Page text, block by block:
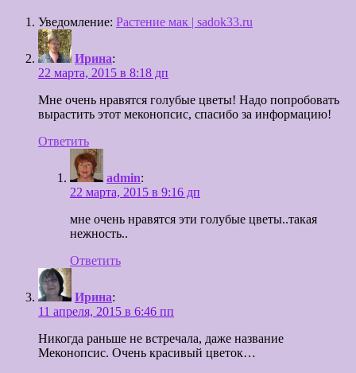
Уведомление: Растение мак | sadok33.ru
Ирина:
22 марта, 2015 в 8:18 дп
Мне очень нравятся голубые цветы! Надо попробовать
вырастить этот меконопсис, спасибо за информацию!
Ответить
admin:
22 марта, 2015 в 9:16 дп
мне очень нравятся эти голубые цветы..такая
нежность..
Ответить
Ирина:
11 апреля, 2015 в 6:46 пп
Никогда раньше не встречала, даже название
Меконопсис. Очень красивый цветок…